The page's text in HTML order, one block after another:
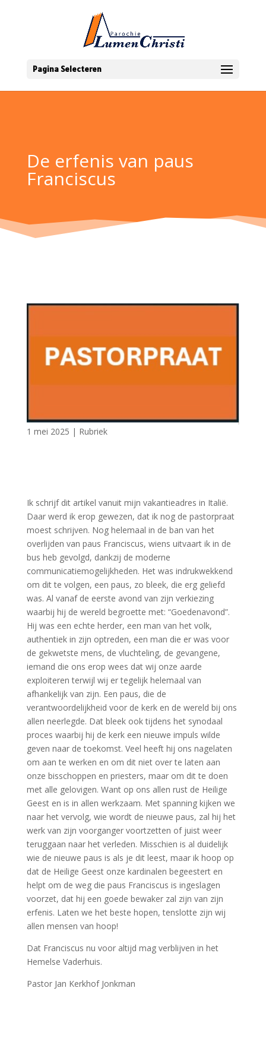
Pagina Selecteren
De erfenis van paus
Franciscus
1 mei 2025 | Rubriek
Ik schrijf dit artikel vanuit mijn vakantieadres in Italië.
Daar werd ik erop gewezen, dat ik nog de pastorpraat
moest schrijven. Nog helemaal in de ban van het
overlijden van paus Franciscus, wiens uitvaart ik in de
bus heb gevolgd, dankzij de moderne
communicatiemogelijkheden. Het was indrukwekkend
om dit te volgen, een paus, zo bleek, die erg geliefd
was. Al vanaf de eerste avond van zijn verkiezing
waarbij hij de wereld begroette met: “Goedenavond”.
Hij was een echte herder, een man van het volk,
authentiek in zijn optreden, een man die er was voor
de gekwetste mens, de vluchteling, de gevangene,
iemand die ons erop wees dat wij onze aarde
exploiteren terwijl wij er tegelijk helemaal van
afhankelijk van zijn. Een paus, die de
verantwoordelijkheid voor de kerk en de wereld bij ons
allen neerlegde. Dat bleek ook tijdens het synodaal
proces waarbij hij de kerk een nieuwe impuls wilde
geven naar de toekomst. Veel heeft hij ons nagelaten
om aan te werken en om dit niet over te laten aan
onze bisschoppen en priesters, maar om dit te doen
met alle gelovigen. Want op ons allen rust de Heilige
Geest en is in allen werkzaam. Met spanning kijken we
naar het vervolg, wie wordt de nieuwe paus, zal hij het
werk van zijn voorganger voortzetten of juist weer
teruggaan naar het verleden. Misschien is al duidelijk
wie de nieuwe paus is als je dit leest, maar ik hoop op
dat de Heilige Geest onze kardinalen begeestert en
helpt om de weg die paus Franciscus is ingeslagen
voorzet, dat hij een goede bewaker zal zijn van zijn
erfenis. Laten we het beste hopen, tenslotte zijn wij
allen mensen van hoop!
Dat Franciscus nu voor altijd mag verblijven in het
Hemelse Vaderhuis.
Pastor Jan Kerkhof Jonkman